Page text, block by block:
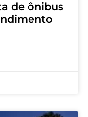
de ônibus